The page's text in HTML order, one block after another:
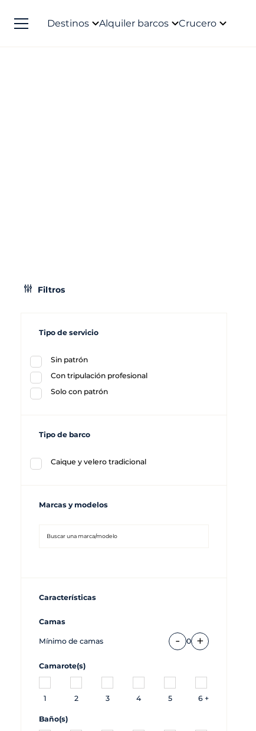
Destinos Alquiler barcos Crucero
Filtros
Tipo de servicio
Sin patrón
Con tripulación profesional
Solo con patrón
Tipo de barco
Caique y velero tradicional
Marcas y modelos
Características
Camas
Mínimo de camas - 0 +
Camarote(s)
1 2 3 4 5 6 +
Baño(s)